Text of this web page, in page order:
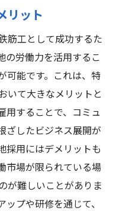
リット
筋工として成功するた
の労働力を活用するこ
可能です。これは、特
いて大きなメリットと
用することで、コミュ
ざしたビジネス展開が
採用にはデメリットも
市場が限られている場
が難しいことがありま
プや研修を通じて、